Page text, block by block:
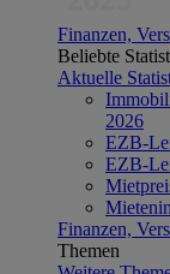
Finanzen,
Beliebte
Aktuelle
2026
EZB-
EZB-
Finanzen,
Themen